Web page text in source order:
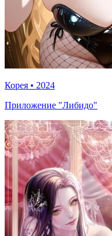
Корея • 2024
Приложение "Либидо"